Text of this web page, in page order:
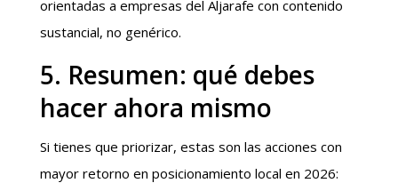
orientadas a empresas del Aljarafe con contenido
sustancial, no genérico.
5. Resumen: qué debes
hacer ahora mismo
Si tienes que priorizar, estas son las acciones con
mayor retorno en posicionamiento local en 2026: